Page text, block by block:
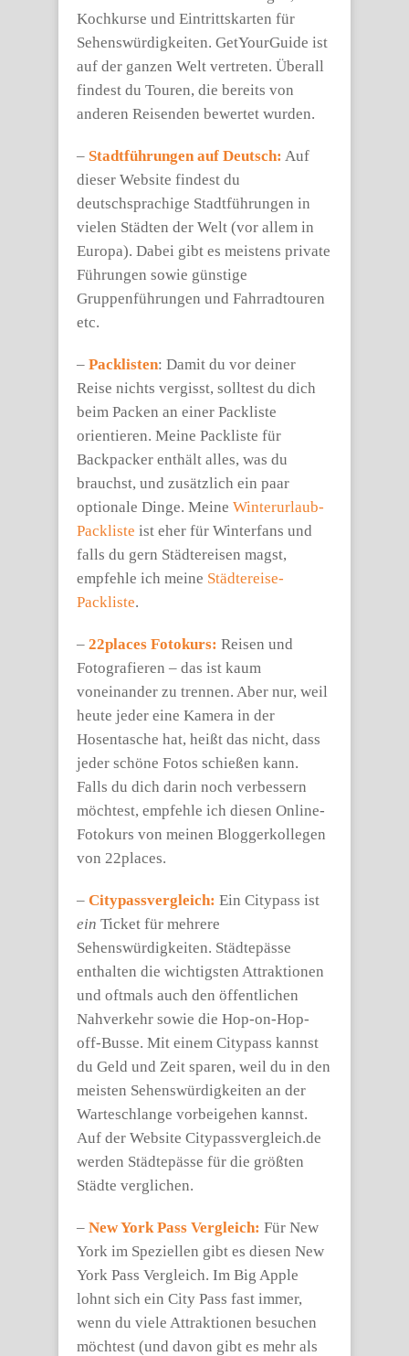
Kochkurse und Eintrittskarten für
Sehenswürdigkeiten. GetYourGuide ist
auf der ganzen Welt vertreten. Überall
findest du Touren, die bereits von
anderen Reisenden bewertet wurden.
– Stadtführungen auf Deutsch: Auf
dieser Website findest du
deutschsprachige Stadtführungen in
vielen Städten der Welt (vor allem in
Europa). Dabei gibt es meistens private
Führungen sowie günstige
Gruppenführungen und Fahrradtouren
etc.
– Packlisten: Damit du vor deiner
Reise nichts vergisst, solltest du dich
beim Packen an einer Packliste
orientieren. Meine Packliste für
Backpacker enthält alles, was du
brauchst, und zusätzlich ein paar
optionale Dinge. Meine Winterurlaub-
Packliste ist eher für Winterfans und
falls du gern Städtereisen magst,
empfehle ich meine Städtereise-
Packliste.
– 22places Fotokurs: Reisen und
Fotografieren – das ist kaum
voneinander zu trennen. Aber nur, weil
heute jeder eine Kamera in der
Hosentasche hat, heißt das nicht, dass
jeder schöne Fotos schießen kann.
Falls du dich darin noch verbessern
möchtest, empfehle ich diesen Online-
Fotokurs von meinen Bloggerkollegen
von 22places.
– Citypassvergleich: Ein Citypass ist
ein Ticket für mehrere
Sehenswürdigkeiten. Städtepässe
enthalten die wichtigsten Attraktionen
und oftmals auch den öffentlichen
Nahverkehr sowie die Hop-on-Hop-
off-Busse. Mit einem Citypass kannst
du Geld und Zeit sparen, weil du in den
meisten Sehenswürdigkeiten an der
Warteschlange vorbeigehen kannst.
Auf der Website Citypassvergleich.de
werden Städtepässe für die größten
Städte verglichen.
– New York Pass Vergleich: Für New
York im Speziellen gibt es diesen New
York Pass Vergleich. Im Big Apple
lohnt sich ein City Pass fast immer,
wenn du viele Attraktionen besuchen
möchtest (und davon gibt es mehr als